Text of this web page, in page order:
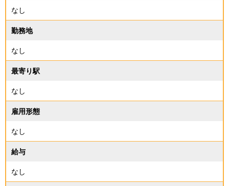
なし
勤務地
なし
最寄り駅
なし
雇用形態
なし
給与
なし